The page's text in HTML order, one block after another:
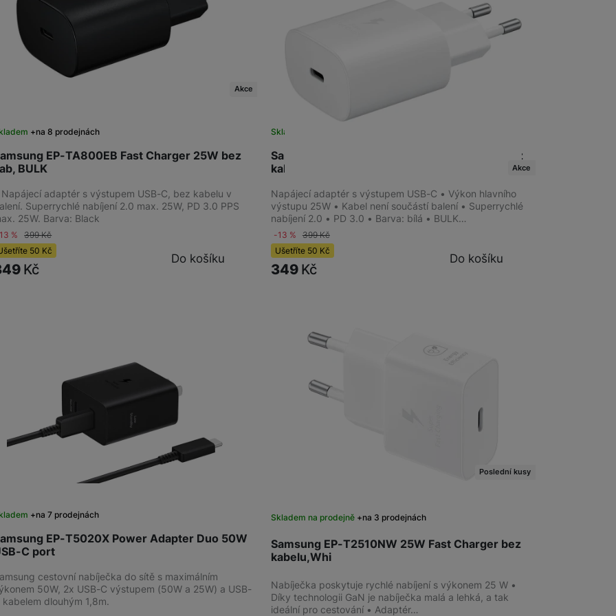
my nebo naši partneři, abychom vám mohli zobrazit vhodné obsahy nebo reklamy jak
stránkách třetích stran.
EP-TA800EB Fast Charger 25W bez
BULK
na 8 prodejnách
Akce
adaptér s výstupem USB-C, bez kabelu v
Superrychlé nabíjení 2.0 max. 25W, PD 3.0 PPS
25W. Barva: Black
% 399Kč
50 Kč
Kč
Do košíku
Samsung EP-TA800EW Fast Charger 25W bez
kab, BULK
Skladem
Akce
Napájecí adaptér s výstupem USB-C • Výkon hlavního
výstupu 25W • Kabel není součástí balení • Superrychlé
nabíjení 2.0 • PD 3.0 • Barva: bílá • BULK…
-13 % 399Kč
Ušetříte 50 Kč
349 Kč
Do košíku
EP-T5020X Power Adapter Duo 50W
C port
na 7 prodejnách
cestovní nabíječka do sítě s maximálním
50W, 2x USB-C výstupem (50W a 25W) a USB-
kabelem dlouhým 1,8m.
Samsung EP-T2510NW 25W Fast Charger bez
kabelu,Whi
Skladem na prodejně na 3 prodejnách
Poslední kusy
Nabíječka poskytuje rychlé nabíjení s výkonem 25 W •
Díky technologii GaN je nabíječka malá a lehká, a tak
ideální pro cestování • Adaptér…